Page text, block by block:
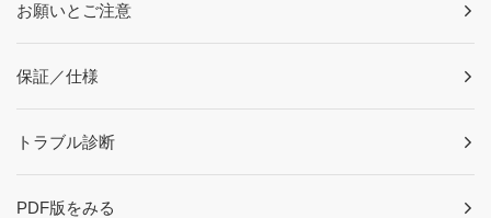
お願いとご注意
保証／仕様
トラブル診断
PDF版をみる